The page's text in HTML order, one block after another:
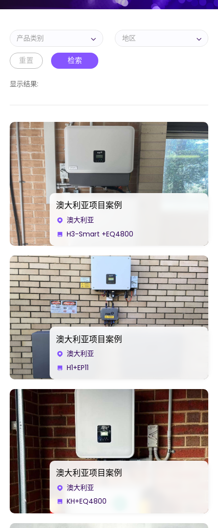
重置 检索
显示结果:
澳大利亚项目案例
澳大利亚
H3-Smart +EQ4800
澳大利亚项目案例
澳大利亚
H1+EP11
澳大利亚项目案例
澳大利亚
KH+EQ4800